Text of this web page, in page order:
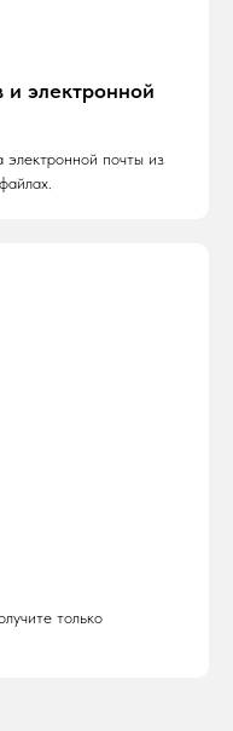
электронной
почты из
только